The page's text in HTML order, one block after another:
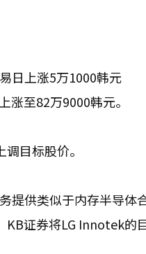
日上涨5万1000韩元
涨至82万9000韩元。
目标股价。
提供类似于内存半导体
证券将LG Innotek的